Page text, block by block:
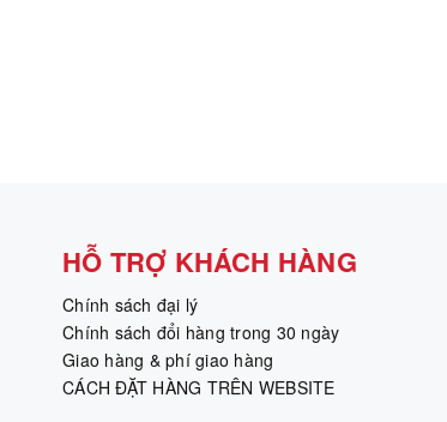
HỖ TRỢ KHÁCH HÀNG
Chính sách đại lý
Chính sách đổi hàng trong 30 ngày
Giao hàng & phí giao hàng
CÁCH ĐẶT HÀNG TRÊN WEBSITE